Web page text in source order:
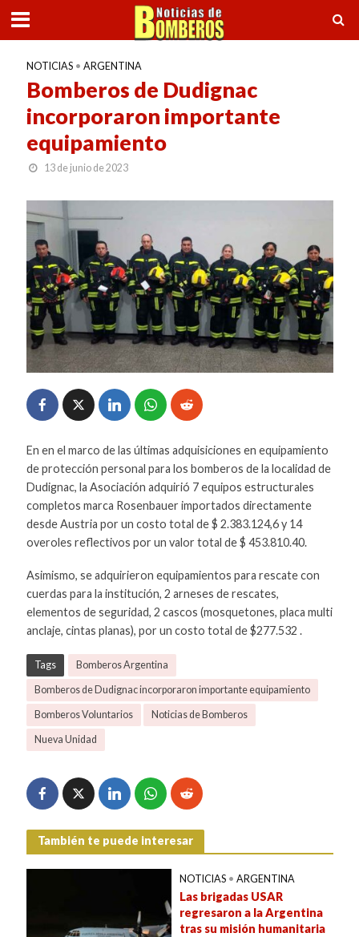
NOTICIAS • ARGENTINA
Bomberos de Dudignac
incorporaron importante
equipamiento
13 de junio de 2023
En en el marco de las últimas adquisiciones en equipamiento
de protección personal para los bomberos de la localidad de
Dudignac, la Asociación adquirió 7 equipos estructurales
completos marca Rosenbauer importados directamente
desde Austria por un costo total de $ 2.383.124,6 y 14
overoles reflectivos por un valor total de $ 453.810.40.
Asimismo, se adquirieron equipamientos para rescate con
cuerdas para la institución, 2 arneses de rescates,
elementos de seguridad, 2 cascos (mosquetones, placa multi
anclaje, cintas planas), por un costo total de $277.532 .
Tags Bomberos Argentina
Bomberos de Dudignac incorporaron importante equipamiento
Bomberos Voluntarios Noticias de Bomberos
Nueva Unidad
También te puede interesar
NOTICIAS • ARGENTINA
Las brigadas USAR
regresaron a la Argentina
tras su misión humanitaria